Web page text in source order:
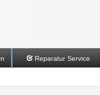
Reparatur Service